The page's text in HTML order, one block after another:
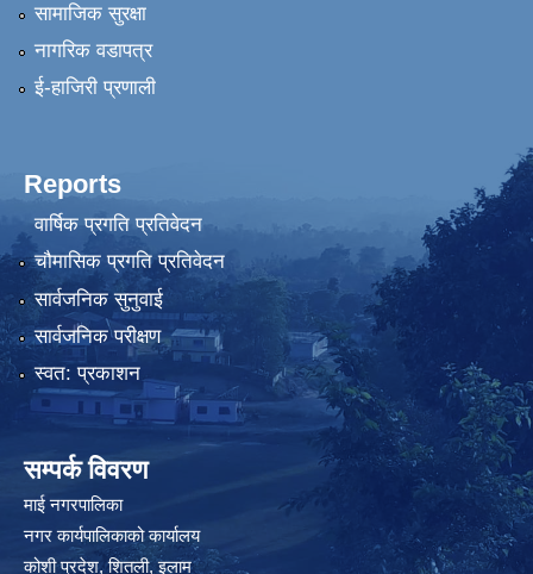
सामाजिक सुरक्षा
नागरिक वडापत्र
ई-हाजिरी प्रणाली
Reports
वार्षिक प्रगति प्रतिवेदन
चौमासिक प्रगति प्रतिवेदन
सार्वजनिक सुनुवाई
सार्वजनिक परीक्षण
स्वत: प्रकाशन
सम्पर्क विवरण
माई नगरपालिका
नगर कार्यपालिकाको कार्यालय
कोशी प्रदेश, शितली, इलाम